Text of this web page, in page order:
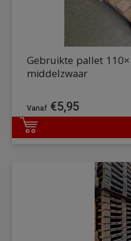
Gebruikte pallet
middelzwaar
€5,95